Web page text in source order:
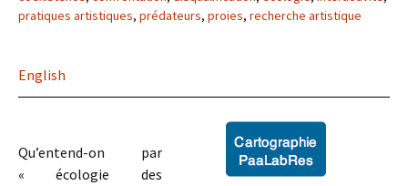
pratiques artistiques, prédateurs, proies, recherche artistique
English
Qu’entend-on par
« écologie des